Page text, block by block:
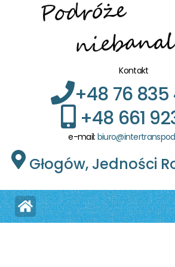
BIURO
Kontakt
+48 76 835
+48 661
e-mail:
Głogów, Jedności